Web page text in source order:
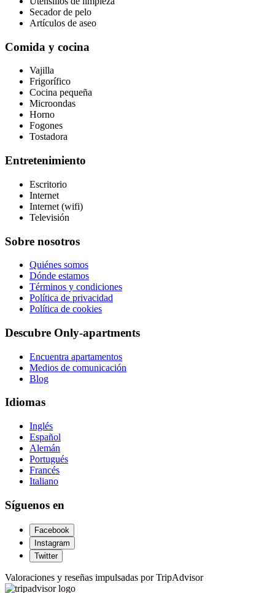
Secador de pelo
Artículos de aseo
Comida y cocina
Vajilla
Frigorífico
Cocina pequeña
Microondas
Horno
Fogones
Tostadora
Entretenimiento
Escritorio
Internet
Internet (wifi)
Televisión
Sobre nosotros
Quiénes somos
Dónde estamos
Términos y condiciones
Política de privacidad
Política de cookies
Descubre Only-apartments
Encuentra apartamentos
Medios de comunicación
Blog
Idiomas
Inglés
Español
Alemán
Portugués
Francés
Italiano
Síguenos en
Facebook
Instagram
Twitter
Valoraciones y reseñas impulsadas por TripAdvisor